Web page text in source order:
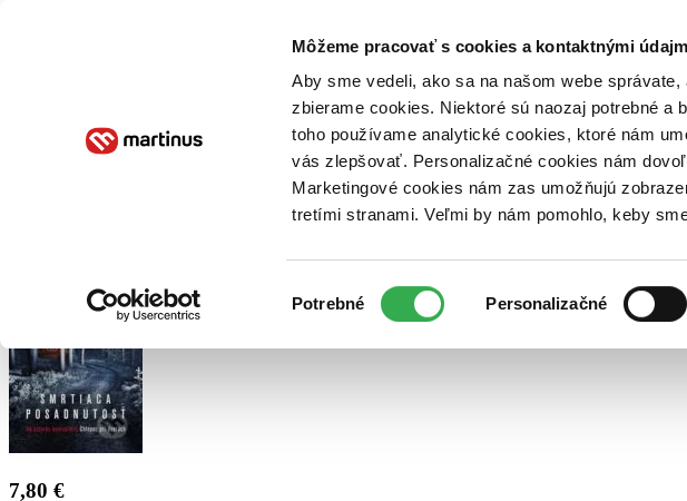
Môžeme pracovať s cookies a kontaktnými
Aby sme vedeli, ako sa na našom webe
zbierame cookies. Niektoré sú naozaj potrebné a
toho používame analytické cookies, ktoré nám
vás zlepšovať. Personalizačné cookies nám
Marketingové cookies nám zas umožňujú
tretími stranami. Veľmi by nám pomohlo, keby
súhlasu
Potrebné Personalizačné
Poukážky Kontakt
7,80 €